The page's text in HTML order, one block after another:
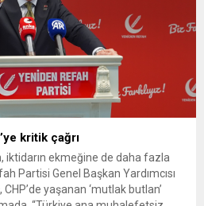
kritik çağrı
iktidarın ekmeğine de daha fazla
Partisi Genel Başkan Yardımcısı
yaşanan ‘mutlak butlan’